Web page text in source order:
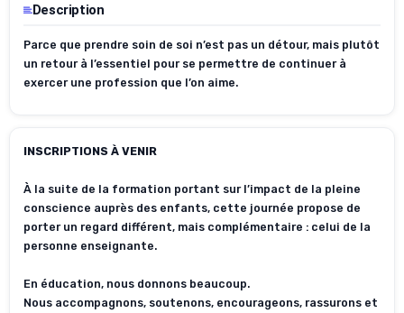
Description
Parce que prendre soin de soi n’est pas un détour, mais plutôt
un retour à l’essentiel pour se permettre de continuer à
exercer une profession que l’on aime.
INSCRIPTIONS À VENIR
À la suite de la formation portant sur l’impact de la pleine
conscience auprès des enfants, cette journée propose de
porter un regard différent, mais complémentaire : celui de la
personne enseignante.
En éducation, nous donnons beaucoup.
Nous accompagnons, soutenons, encourageons, rassurons et